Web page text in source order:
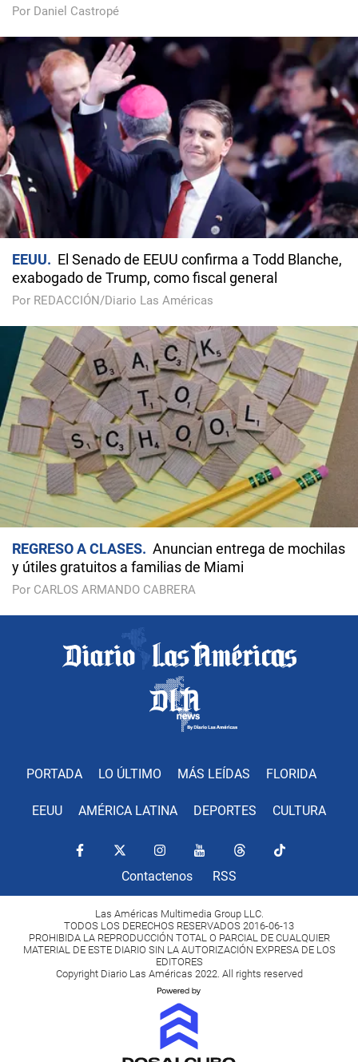
Por Daniel Castropé
EEUU
El Senado de EEUU confirma a Todd Blanche,
exabogado de Trump, como fiscal general
Por REDACCIÓN/Diario Las Américas
REGRESO A CLASES
Anuncian entrega de mochilas
y útiles gratuitos a familias de Miami
Por CARLOS ARMANDO CABRERA
PORTADA LO ÚLTIMO MÁS LEÍDAS FLORIDA
EEUU AMÉRICA LATINA DEPORTES CULTURA
Contactenos RSS
Las Américas Multimedia Group LLC.
TODOS LOS DERECHOS RESERVADOS 2016-06-13
PROHIBIDA LA REPRODUCCIÓN TOTAL O PARCIAL DE CUALQUIER
MATERIAL DE ESTE DIARIO SIN LA AUTORIZACIÓN EXPRESA DE LOS
EDITORES
Copyright Diario Las Américas 2022. All rights reserved